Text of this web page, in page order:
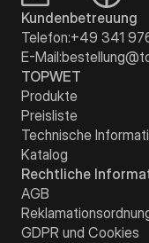
Kundenbetreuung
Telefon:+49 341
E-Mail:
TOPWET
Produkte
Preisliste
Technische
Katalog
Rechtliche
AGB
GDPR und Cookies